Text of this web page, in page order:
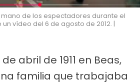
mano de los espectadores durante el
vídeo del 6 de agosto de 2012. |
abril de 1911 en Beas,
familia que trabajaba